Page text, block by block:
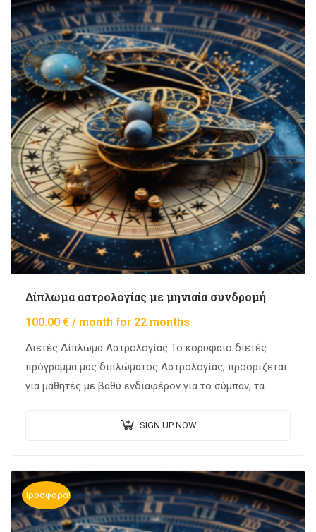
Δίπλωμα αστρολογίας με μηνιαία συνδρομή
100.00 € / month for 22 months
Διετές Δίπλωμα Αστρολογίας Το κορυφαίο διετές
πρόγραμμα μας διπλώματος Αστρολογίας, προορίζεται
για μαθητές με βαθύ ενδιαφέρον για το σύμπαν, τα
SIGN UP NOW
Προσφορά!